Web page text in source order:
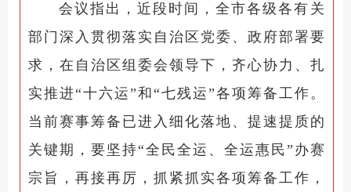
会议指出，近段时间，全市各级各有关
部门深入贯彻落实自治区党委、政府部署要
求，在自治区组委会领导下，齐心协力、扎
实推进“十六运”和“七残运”各项筹备工作。
当前赛事筹备已进入细化落地、提速提质的
关键期，要坚持“全民全运、全运惠民”办赛
宗旨，再接再厉，抓紧抓实各项筹备工作，